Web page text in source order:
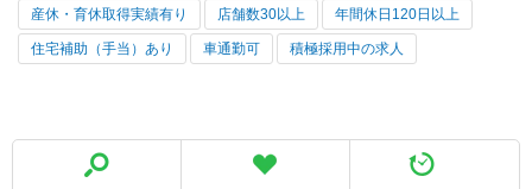
産休・育休取得実績有り 店舗数30以上 年間休日120日以上
住宅補助（手当）あり 車通勤可 積極採用中の求人